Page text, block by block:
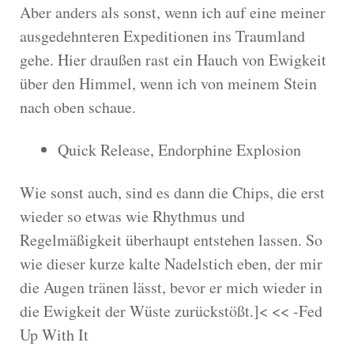
Aber anders als sonst, wenn ich auf eine meiner
ausgedehnteren Expeditionen ins Traumland
gehe. Hier draußen rast ein Hauch von Ewigkeit
über den Himmel, wenn ich von meinem Stein
nach oben schaue.
Quick Release, Endorphine Explosion
Wie sonst auch, sind es dann die Chips, die erst
wieder so etwas wie Rhythmus und
Regelmäßigkeit überhaupt entstehen lassen. So
wie dieser kurze kalte Nadelstich eben, der mir
die Augen tränen lässt, bevor er mich wieder in
die Ewigkeit der Wüste zurückstößt.]< << -Fed
Up With It